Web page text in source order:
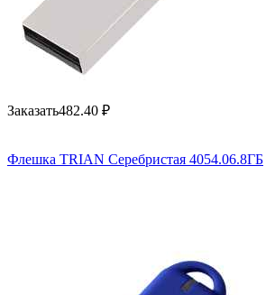
Заказать482.40 ₽
Флешка TRIAN Серебристая 4054.06.8ГБ